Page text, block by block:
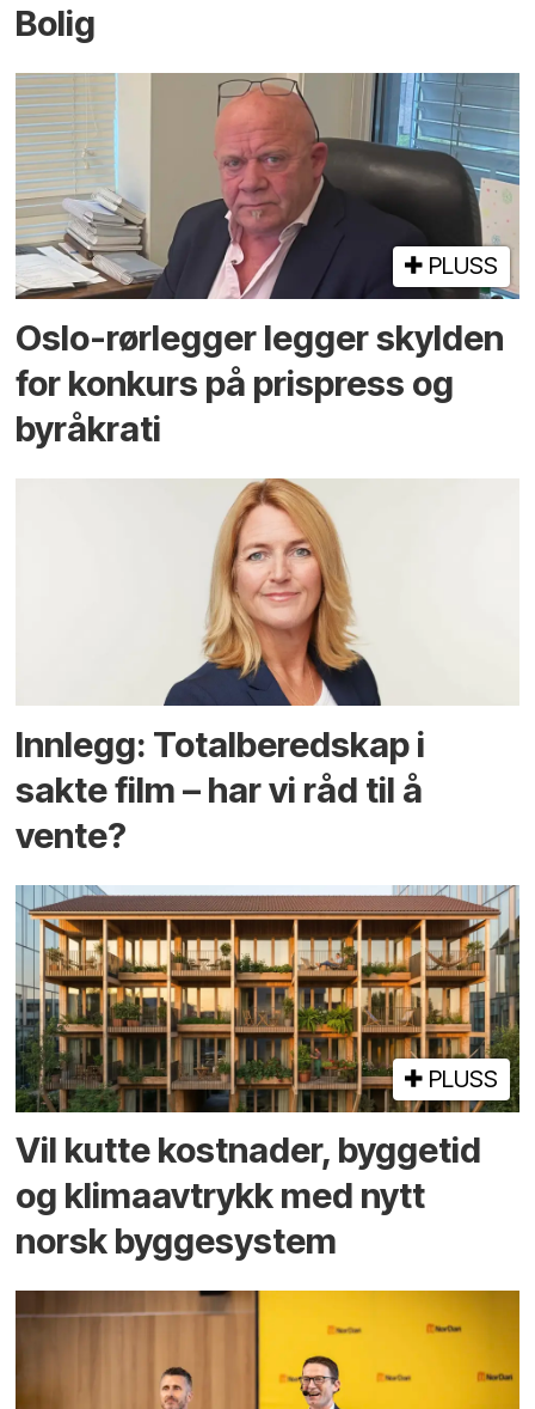
Bolig
PLUSS
Oslo-rørlegger legger skylden
for konkurs på prispress og
byråkrati
Innlegg: Totalberedskap i
sakte film – har vi råd til å
vente?
PLUSS
Vil kutte kostnader, byggetid
og klima­avtrykk med nytt
norsk bygge­system